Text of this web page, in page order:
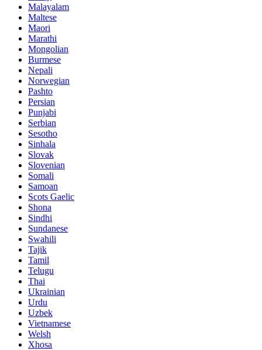
Malayalam
Maltese
Maori
Marathi
Mongolian
Burmese
Nepali
Norwegian
Pashto
Persian
Punjabi
Serbian
Sesotho
Sinhala
Slovak
Slovenian
Somali
Samoan
Scots Gaelic
Shona
Sindhi
Sundanese
Swahili
Tajik
Tamil
Telugu
Thai
Ukrainian
Urdu
Uzbek
Vietnamese
Welsh
Xhosa